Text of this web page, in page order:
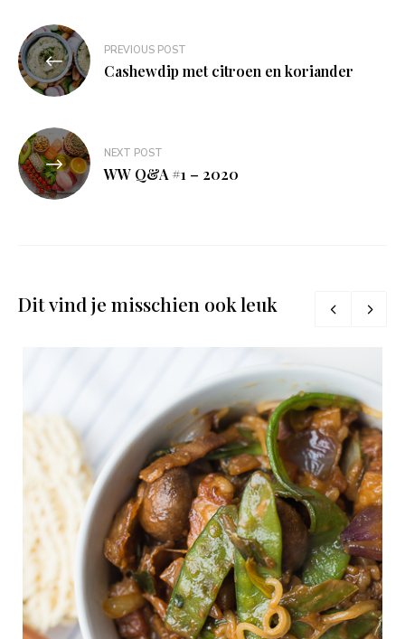
Bericht
navigatie
PREVIOUS POST
Cashewdip met citroen en koriander
NEXT POST
WW Q&A #1 – 2020
Dit vind je misschien ook leuk